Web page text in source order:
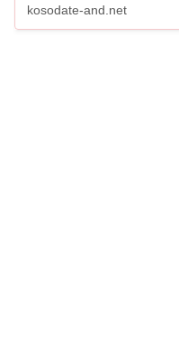
kosodate-and.net